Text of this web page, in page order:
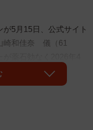
5月15日、公式サイト
崎和佳奈 儀（61
賜りましたご厚誼を
伝えました。山崎さ